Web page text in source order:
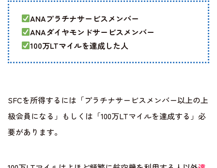
ANAプラチナサービスメンバー
ANAダイヤモンドサービスメンバー
100万LTマイルを達成した人
SFCを所得するには「プラチナサービスメンバー以上の上
級会員になる」もしくは「100万LTマイルを達成する」必
要があります。